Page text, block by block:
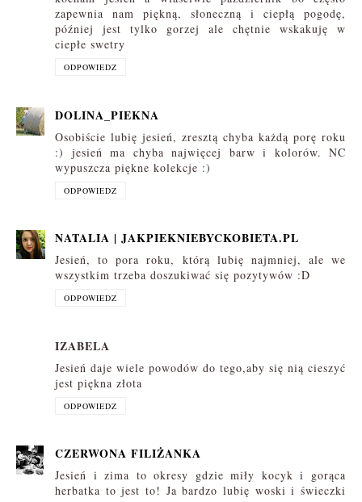
zapewnia nam piękną, słoneczną i ciepłą pogodę,
później jest tylko gorzej ale chętnie wskakuję w
ciepłe swetry
ODPOWIEDZ
DOLINA_PIEKNA
Osobiście lubię jesień, zresztą chyba każdą porę roku
:) jesień ma chyba najwięcej barw i kolorów. NC
wypuszcza piękne kolekcje :)
ODPOWIEDZ
NATALIA | JAKPIEKNIEBYCKOBIETA.PL
Jesień, to pora roku, którą lubię najmniej, ale we
wszystkim trzeba doszukiwać się pozytywów :D
ODPOWIEDZ
IZABELA
Jesień daje wiele powodów do tego,aby się nią cieszyć
jest piękna złota
ODPOWIEDZ
CZERWONA FILIŻANKA
Jesień i zima to okresy gdzie miły kocyk i gorąca
herbatka to jest to! Ja bardzo lubię woski i świeczki